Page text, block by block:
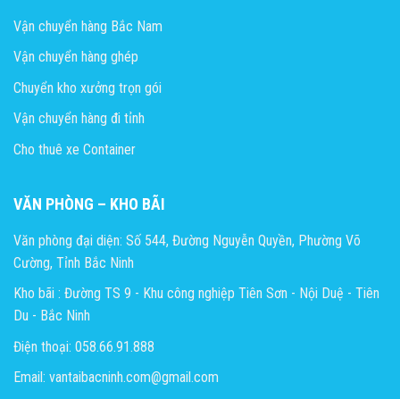
Vận chuyển hàng Bắc Nam
Vận chuyển hàng ghép
Chuyển kho xưởng trọn gói
Vận chuyển hàng đi tỉnh
Cho thuê xe Container
VĂN PHÒNG – KHO BÃI
Văn phòng đại diện: Số 544, Đường Nguyễn Quyền, Phường Võ
Cường, Tỉnh Bắc Ninh
Kho bãi : Đường TS 9 - Khu công nghiệp Tiên Sơn - Nội Duệ - Tiên
Du - Bắc Ninh
Điện thoại: 058.66.91.888
Email: vantaibacninh.com@gmail.com